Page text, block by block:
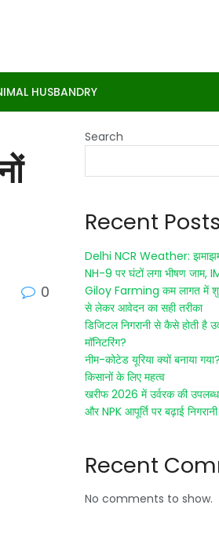
HUSBANDRY
0
Search
Recent Posts
Delhi NCR Weather:
NH-9 पर घंटों लगा भीषण जाम,
Giloy Farming कम लागत में
से लेकर आवेदन का सही तरीका
डिजिटल निगरानी से कैसे होती है
मॉनिटरिंग?
नीम-कोटेड यूरिया क्यों बनाया
किसानों के लिए महत्व
खरीफ 2026 में उर्वरक की
और NPK आपूर्ति पर बढ़ाई निगरानी
Recent
No comments to show.